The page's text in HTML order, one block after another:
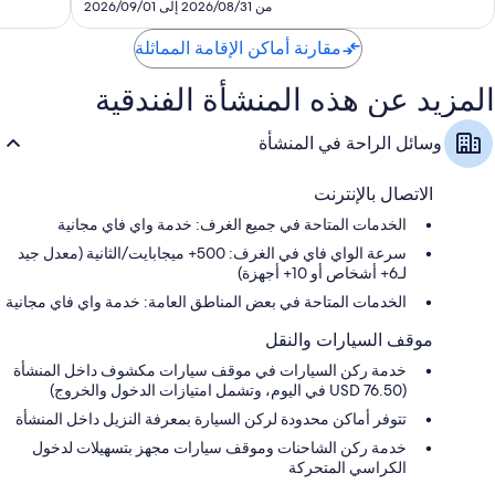
SAR
529
من 2026/08/31 إلى 2026/09/01
مقارنة أماكن الإقامة المماثلة
المزيد عن هذه المنشأة الفندقية
وسائل الراحة في المنشأة
الاتصال بالإنترنت
الخدمات المتاحة في جميع الغرف: خدمة واي فاي مجانية
سرعة الواي فاي في الغرف: 500+ ميجابايت/الثانية (معدل جيد
لـ6+ أشخاص أو 10+ أجهزة)
الخدمات المتاحة في بعض المناطق العامة: خدمة واي فاي مجانية
موقف السيارات والنقل
خدمة ركن السيارات في موقف سيارات مكشوف داخل المنشأة
(USD 76.50 في اليوم، وتشمل امتيازات الدخول والخروج)
تتوفر أماكن محدودة لركن السيارة بمعرفة النزيل داخل المنشأة
خدمة ركن الشاحنات وموقف سيارات مجهز بتسهيلات لدخول
الكراسي المتحركة